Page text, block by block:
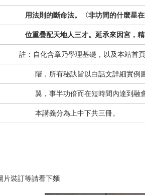
則的斷命法。〈非坊間的什麼星在那個
疊配天地人三才。延承來因宮，精準
自化含章乃學理基礎，以及本站首頁之
所有秘訣皆以白話文詳細實例圖解
翼，事半功倍而在短時間內達到融
本講義分為上中下共三冊。
片裝訂等請看下麵